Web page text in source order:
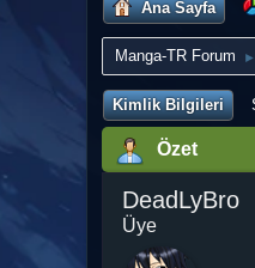
Ana Sayfa
Manga-TR Forum ►
Kimlik Bilgileri
Özet
DeadLyBro
Üye